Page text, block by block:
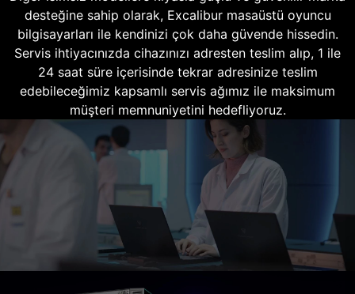
desteğine sahip olarak, Excalibur masaüstü oyuncu
bilgisayarları ile kendinizi çok daha güvende hissedin.
Servis ihtiyacınızda cihazınızı adresten teslim alıp, 1 ile
24 saat süre içerisinde tekrar adresinize teslim
edebileceğimiz kapsamlı servis ağımız ile maksimum
müşteri memnuniyetini hedefliyoruz.